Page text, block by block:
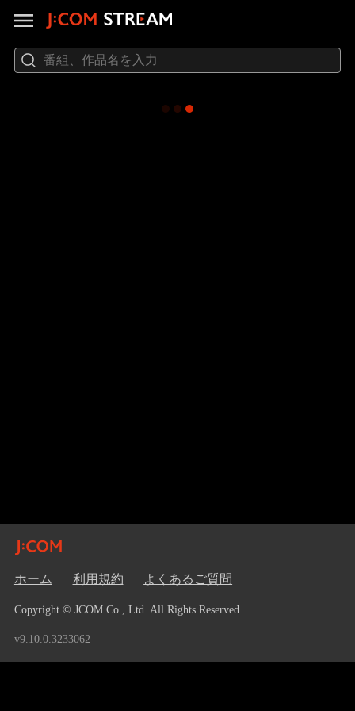
ホーム 利用規約 よくあるご質問
Copyright © JCOM Co., Ltd. All Rights Reserved.
v9.10.0.3233062